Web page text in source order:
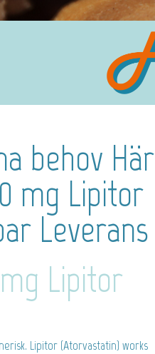
behov Här
mg Lipitor
Leverans
Lipitor
Lipitor (Atorvastatin) works